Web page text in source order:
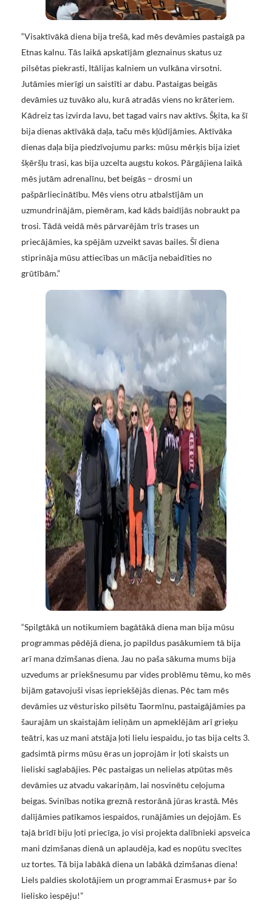
“Visaktīvākā diena bija trešā, kad mēs devāmies pastaigā pa
Etnas kalnu. Tās laikā apskatījām gleznainus skatus uz
pilsētas piekrasti, Itālijas kalniem un vulkāna virsotni.
Jutāmies mierīgi un saistīti ar dabu. Pastaigas beigās
devāmies uz tuvāko alu, kurā atradās viens no krāteriem.
Kādreiz tas izvirda lavu, bet tagad vairs nav aktīvs. Šķita, ka šī
bija dienas aktīvākā daļa, taču mēs kļūdījāmies. Aktīvāka
dienas daļa bija piedzīvojumu parks: mūsu mērķis bija iziet
šķēršļu trasi, kas bija uzcelta augstu kokos. Pārgājiena laikā
mēs jutām adrenalīnu, bet beigās – drosmi un
pašpārliecinātību. Mēs viens otru atbalstījām un
uzmundrinājām, piemēram, kad kāds baidījās nobraukt pa
trosi. Tādā veidā mēs pārvarējām trīs trases un
priecājāmies, ka spējām uzveikt savas bailes. Šī diena
stiprināja mūsu attiecības un mācīja nebaidīties no
grūtībām.”
“Spilgtākā un notikumiem bagātākā diena man bija mūsu
programmas pēdējā diena, jo papildus pasākumiem tā bija
arī mana dzimšanas diena. Jau no paša sākuma mums bija
uzvedums ar priekšnesumu par vides problēmu tēmu, ko mēs
bijām gatavojuši visas iepriekšējās dienas. Pēc tam mēs
devāmies uz vēsturisko pilsētu Taormīnu, pastaigājāmies pa
šaurajām un skaistajām ieliņām un apmeklējām arī grieķu
teātri, kas uz mani atstāja ļoti lielu iespaidu, jo tas bija celts 3.
gadsimtā pirms mūsu ēras un joprojām ir ļoti skaists un
lieliski saglabājies. Pēc pastaigas un nelielas atpūtas mēs
devāmies uz atvadu vakariņām, lai nosvinētu ceļojuma
beigas. Svinības notika greznā restorānā jūras krastā. Mēs
dalījāmies patīkamos iespaidos, runājāmies un dejojām. Es
tajā brīdī biju ļoti priecīga, jo visi projekta dalībnieki apsveica
mani dzimšanas dienā un aplaudēja, kad es nopūtu svecītes
uz tortes. Tā bija labākā diena un labākā dzimšanas diena!
Liels paldies skolotājiem un programmai Erasmus+ par šo
lielisko iespēju!”